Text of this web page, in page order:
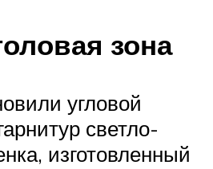
зона
угловой
светло-
изготовленный